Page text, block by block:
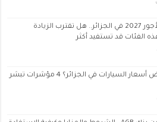
الزيادة في الأجور 2027 في الجزائر.. هل تقترب الزيادة
الفئات قد تستفيد أكثر
هل ستنخفض أسعار السيارات في الجزائر؟ 4 مؤشرات تبشر